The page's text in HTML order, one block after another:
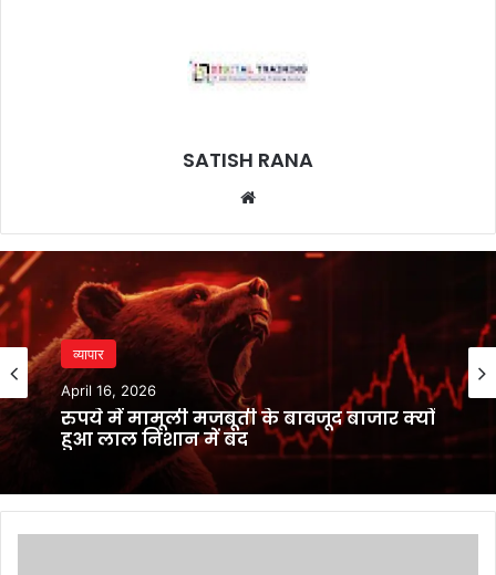
SATISH RANA
व्यापार
April 16, 2026
रुपये में मामूली मजबूती के बावजूद बाजार क्यों
हुआ लाल निशान में बंद